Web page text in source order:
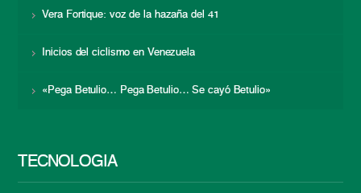
Vera Fortique: voz de la hazaña del 41
Inicios del ciclismo en Venezuela
«Pega Betulio… Pega Betulio… Se cayó Betulio»
TECNOLOGÍA